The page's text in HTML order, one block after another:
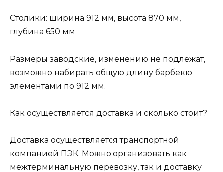
Столики: ширина 912 мм, высота 870 мм,
глубина 650 мм
Размеры заводские, изменению не подлежат,
возможно набирать общую длину барбекю
элементами по 912 мм.
Как осуществляется доставка и сколько стоит?
Доставка осуществляется транспортной
компанией ПЭК. Можно организовать как
межтерминальную перевозку, так и доставку